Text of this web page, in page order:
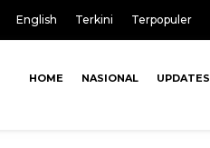
English Terkini Terpopuler
HOME NASIONAL UPDATES